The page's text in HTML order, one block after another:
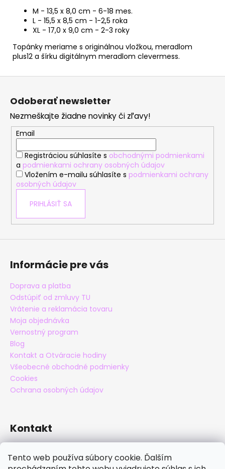
Tento web používa súbory cookie. Ďalším
M - 13,5 x 8,0 cm - 6-18 mes.
L - 15,5 x 8,5 cm - 1-2,5 roka
XL - 17,0 x 9,0 cm - 2-3 roky
Topánky meriame s originálnou vložkou, meradlom
plus12 a šírku digitálnym meradlom clevermess.
Z
Odoberať newsletter
Nezmeškajte žiadne novinky či zľavy!
Email
Registráciou súhlasíte s obchodnými podmienkami
a podmienkami ochrany osobných údajov
Vložením e-mailu súhlasíte s podmienkami ochrany
osobných údajov
PRIHLÁSIŤ SA
Informácie pre vás
Doprava a platba
Odstúpiť od zmluvy TU
Vrátenie a reklamácia tovaru
Moja objednávka
Vernostný program
Blog
Kontakt a Otváracie hodiny
Všeobecné obchodné podmienky
Cookies
Ochrana osobných údajov
Kontakt
+421 905 838 706